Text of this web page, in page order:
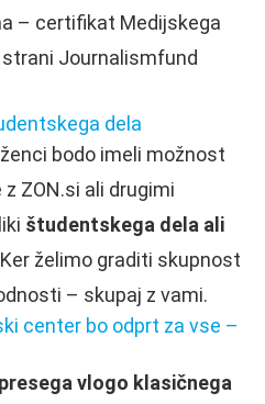
– certifikat Medijskega
Journalismfund
dela
bodo imeli možnost
ZON.si ali drugimi
študentskega dela ali
želimo graditi skupnost
– skupaj z vami.
center bo odprt za vse –
vlogo klasičnega